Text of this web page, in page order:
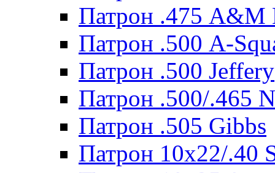
Патрон .475 A&M
Патрон .500 A-
Патрон .500 Jeffery
Патрон .500/.465
Патрон .505 Gibbs
Патрон 10x22/.40